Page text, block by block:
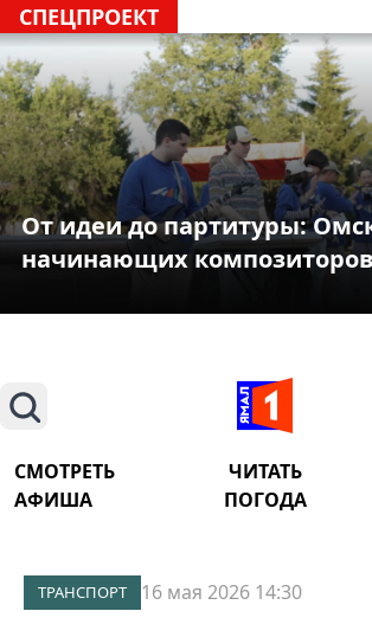
СПЕЦПРОЕКТ
От идеи до партитуры:
начинающих
Поиск
СМОТРЕТЬ ЧИТАТЬ
АФИША
ПОГОДА
ТРАНСПОРТ 16 мая 2026 14:30